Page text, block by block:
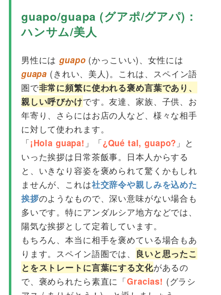
guapo/guapa (グアポ/グアパ)：
ハンサム/美人
男性にはguapo (かっこいい)、女性には
guapa (きれい、美人)。これは、スペイン語
圏で非常に頻繁に使われる褒め言葉であり、
親しい呼びかけです。友達、家族、子供、お
年寄り、さらにはお店の人など、様々な相手
に対して使われます。
「¡Hola guapa! 」「¿Qué tal, guapo? 」と
いった挨拶は日常茶飯事。日本人からする
と、いきなり容姿を褒められて驚くかもしれ
ませんが、これは社交辞令や親しみを込めた
挨拶のようなもので、深い意味がない場合も
多いです。特にアンダルシア地方などでは、
陽気な挨拶として定着しています。
もちろん、本当に相手を褒めている場合もあ
ります。スペイン語圏では、
良いと思ったこ
とをストレートに言葉にする文化があるの
で、褒められたら素直に「Gracias! (グラシ